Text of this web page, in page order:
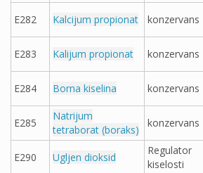
E282 Kalcijum propionat konzervans
E283 Kalijum propionat konzervans
E284 Borna kiselina konzervans
E285
Natrijum
tetraborat (boraks)
konzervans
E290 Ugljen dioksid
Regulator
kiselosti